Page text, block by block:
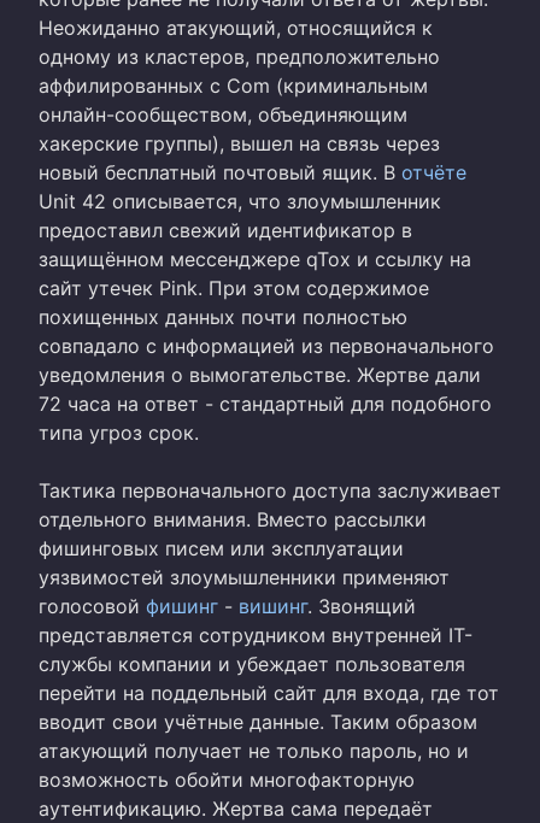
Неожиданно атакующий, относящийся к
одному из кластеров, предположительно
аффилированных с Com (криминальным
онлайн-сообществом, объединяющим
хакерские группы), вышел на связь через
новый бесплатный почтовый ящик. В отчёте
Unit 42 описывается, что злоумышленник
предоставил свежий идентификатор в
защищённом мессенджере qTox и ссылку на
сайт утечек Pink. При этом содержимое
похищенных данных почти полностью
совпадало с информацией из первоначального
уведомления о вымогательстве. Жертве дали
72 часа на ответ - стандартный для подобного
типа угроз срок.
Тактика первоначального доступа заслуживает
отдельного внимания. Вместо рассылки
фишинговых писем или эксплуатации
уязвимостей злоумышленники применяют
голосовой фишинг - вишинг. Звонящий
представляется сотрудником внутренней IT-
службы компании и убеждает пользователя
перейти на поддельный сайт для входа, где тот
вводит свои учётные данные. Таким образом
атакующий получает не только пароль, но и
возможность обойти многофакторную
аутентификацию. Жертва сама передаёт